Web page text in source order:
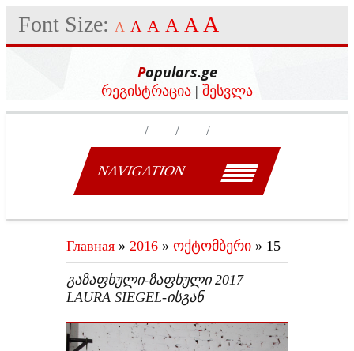
Font Size: A A A A A A
Populars.ge
რეგისტრაცია | შესვლა
NAVIGATION
Главная » 2016 » ოქტომბერი » 15
ᲒᲐᲖᲐᲤᲮᲣᲚᲘ-ᲖᲐᲤᲮᲣᲚᲘ 2017
LAURA SIEGEL-ᲘᲡᲒᲐᲜ